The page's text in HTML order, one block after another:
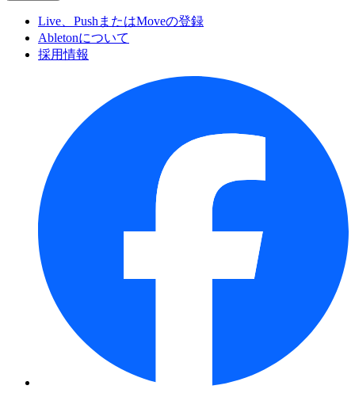
Live、PushまたはMoveの登録
Abletonについて
採用情報